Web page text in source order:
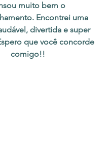
muito bem o
Encontrei uma
divertida e super
que você concorde
comigo!!